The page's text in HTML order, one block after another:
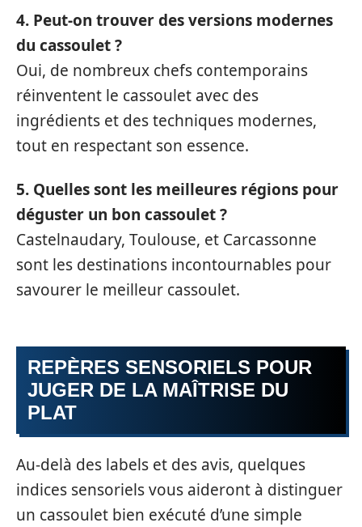
4. Peut-on trouver des versions modernes
du cassoulet ?
Oui, de nombreux chefs contemporains
réinventent le cassoulet avec des
ingrédients et des techniques modernes,
tout en respectant son essence.
5. Quelles sont les meilleures régions pour
déguster un bon cassoulet ?
Castelnaudary, Toulouse, et Carcassonne
sont les destinations incontournables pour
savourer le meilleur cassoulet.
REPÈRES SENSORIELS POUR
JUGER DE LA MAÎTRISE DU
PLAT
Au-delà des labels et des avis, quelques
indices sensoriels vous aideront à distinguer
un cassoulet bien exécuté d’une simple